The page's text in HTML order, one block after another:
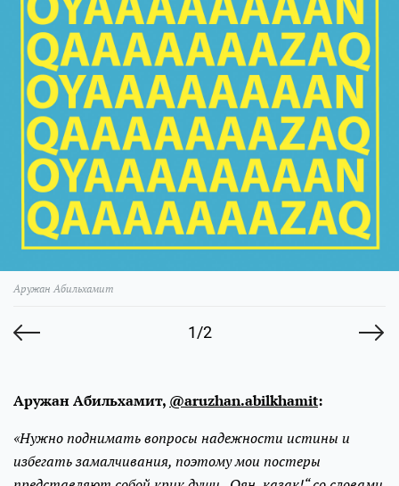
1/2
Аружан Абильхамит
Аружан Абильхамит, @aruzhan.abilkhamit:
«Нужно поднимать вопросы надежности истины и
избегать замалчивания, поэтому мои постеры